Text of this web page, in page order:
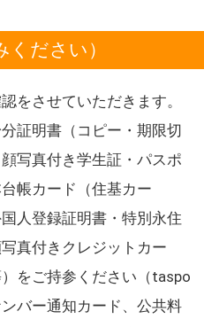
ださい）
をさせていただきます。
証明書（コピー・期限切
写真付き学生証・パスポ
帳カード（住基カー
人登録証明書・特別永住
真付きクレジットカー
をご持参ください（taspo
バー通知カード、公共料